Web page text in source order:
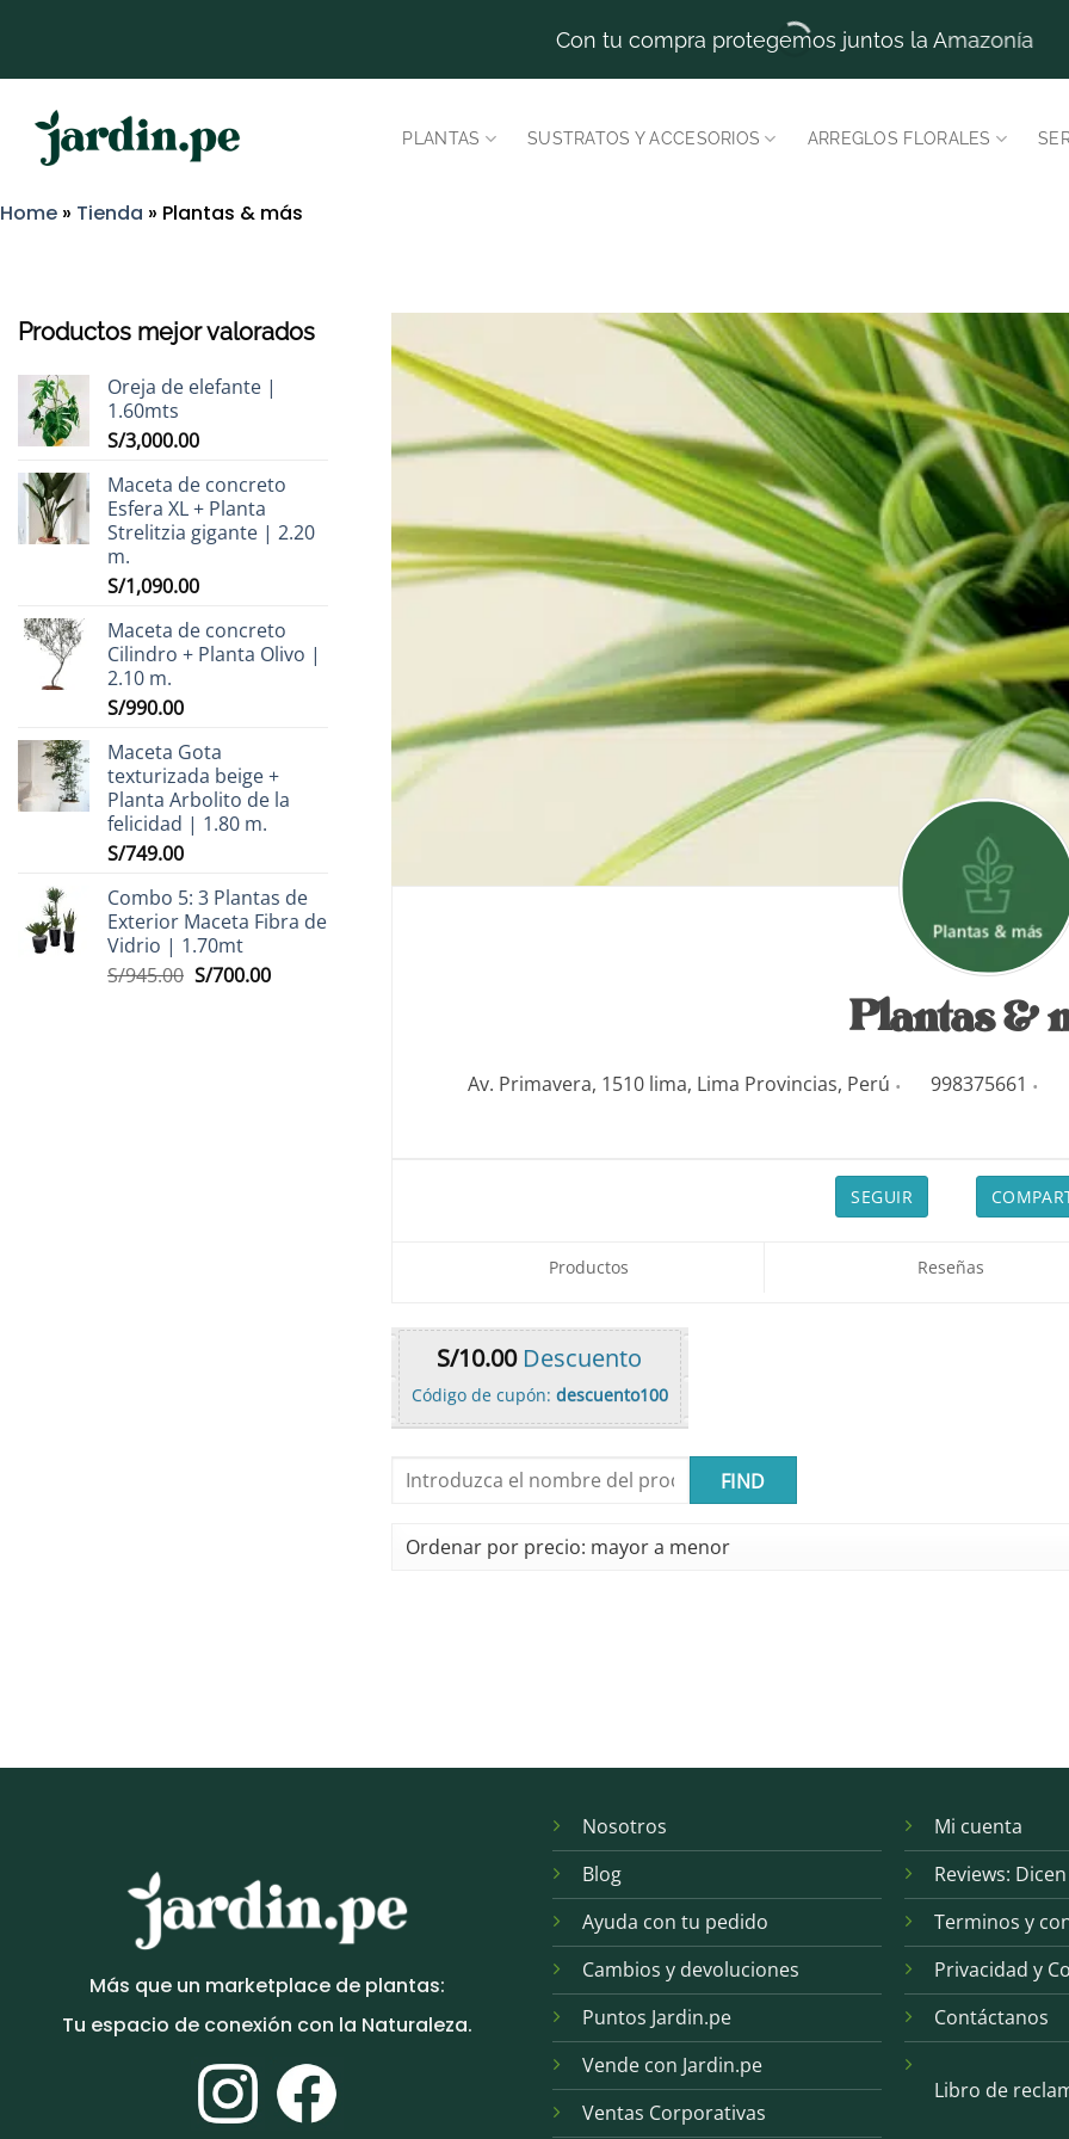
contenido
Con tu compra protegemos juntos la Amazonía
PLANTAS SUSTRATOS Y ACCESORIOS ARREGLOS FLORALES
Home » Tienda » Plantas & más
Productos mejor valorados
Oreja de elefante |
1.60mts
S/3,000.00
Maceta de concreto
Esfera XL + Planta
Strelitzia gigante | 2.20
m.
S/1,090.00
Maceta de concreto
Cilindro + Planta Olivo |
2.10 m.
S/990.00
Maceta Gota
texturizada beige +
Planta Arbolito de la
felicidad | 1.80 m.
S/749.00
Combo 5: 3 Plantas de
Exterior Maceta Fibra de
Vidrio | 1.70mt
S/945.00 El
S/700.00El
Plantas &
Av. Primavera, 1510 lima, Lima Provincias, Perú 998375661
SEGUIR
Productos Reseñas
S/10.00Descuento
Código de cupón: descuento100
Más que un marketplace de plantas:
Tu espacio de conexión con la Naturaleza.
Nosotros
Blog
Ayuda con tu pedido
Cambios y devoluciones
Puntos Jardin.pe
Vende con Jardin.pe
Ventas Corporativas
Mi cuenta
Reviews:
Terminos y
Privacidad y
Contáctanos
Libro de